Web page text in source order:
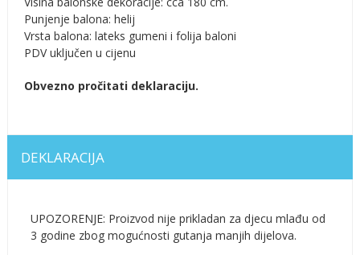
Punjenje balona: helij
Vrsta balona: lateks gumeni i folija baloni
PDV uključen u cijenu
Obvezno pročitati deklaraciju.
DEKLARACIJA
UPOZORENJE: Proizvod nije prikladan za djecu mlađu od
3 godine zbog mogućnosti gutanja manjih dijelova.